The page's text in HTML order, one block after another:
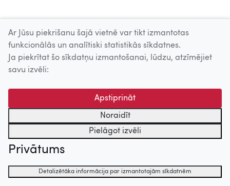
Ar Jūsu piekrišanu šajā vietnē var tikt izmantotas
funkcionālās un analītiski statistikās sīkdatnes.
Ja piekrītat šo sīkdatņu izmantošanai, lūdzu, atzīmējiet
savu izvēli:
Apstiprināt
Noraidīt
Pielāgot izvēli
Privātums
Detalizētāka informācija par izmantotajām sīkdatnēm